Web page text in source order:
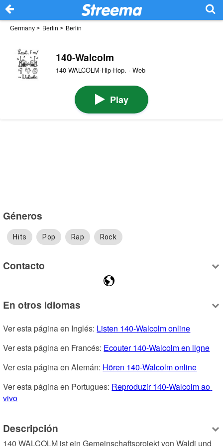
Germany > Berlin > Berlin
140-Walcolm
140 WALCOLM-Hip-Hop. · Web
Play
Géneros
Hits Pop Rap Rock
Contacto
En otros idiomas
Ver esta página en Inglés: Listen 140-Walcolm online
Ver esta página en Francés: Ecouter 140-Walcolm en ligne
Ver esta página en Alemán: Hören 140-Walcolm online
Ver esta página en Portugues: Reproduzir 140-Walcolm ao
vivo
Descripción
140 WALCOLM ist ein Gemeinschaftsprojekt von Waldi und